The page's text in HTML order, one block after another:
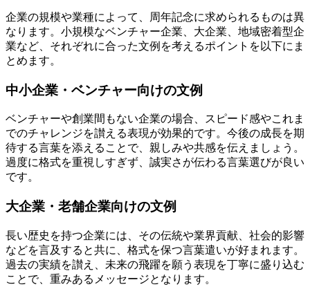
企業の規模や業種によって、周年記念に求められるものは異
なります。小規模なベンチャー企業、大企業、地域密着型企
業など、それぞれに合った文例を考えるポイントを以下にま
とめます。
中小企業・ベンチャー向けの文例
ベンチャーや創業間もない企業の場合、スピード感やこれま
でのチャレンジを讃える表現が効果的です。今後の成長を期
待する言葉を添えることで、親しみや共感を伝えましょう。
過度に格式を重視しすぎず、誠実さが伝わる言葉選びが良い
です。
大企業・老舗企業向けの文例
長い歴史を持つ企業には、その伝統や業界貢献、社会的影響
などを言及すると共に、格式を保つ言葉遣いが好まれます。
過去の実績を讃え、未来の飛躍を願う表現を丁寧に盛り込む
ことで、重みあるメッセージとなります。